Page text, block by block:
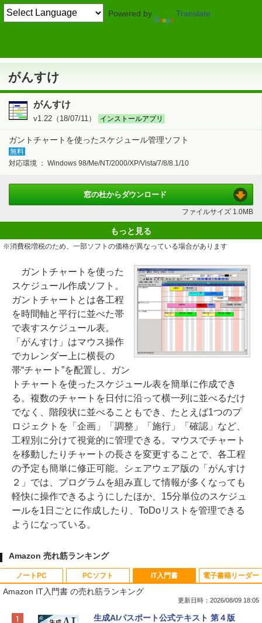
Powered by Translate
がんすけ
がんすけ
v1.22（18/07/11） インストールアプリ
ガントチャートを使ったスケジュール管理ソフト
無料
対応環境 ： Windows 98/Me/NT/2000/XP/Vista/7/8/8.1/10
窓の杜からダウンロード
ファイルサイズ 1.0MB
もっと見る
※消費税増税のため、一部ソフトの価格が異なっている場合があります
ガントチャートを使った
スケジュール作成ソフト。
ガントチャートとは各工程
を時間軸と平行に並べた帯
で表すスケジュール表。
「がんすけ」はマウス操作
でカレンダー上に横長の
帯“チャート”を配置し、ガン
トチャートを使ったスケジュール表を簡単に作成でき
る。複数のチャートを日付に沿って横一列に並べるだけ
でなく、階段状に並べることもでき、たとえば1つのプ
ロジェクトを「企画」「調整」「施行」「確認」など、
工程別に分けて視覚的に管理できる。マウスでチャート
を移動したりチャートの長さを変更することで、各工程
の予定も簡単に修正可能。シェアウェア版の「がんすけ
２」では、プログラムを組み直して情報が多くなっても
軽快に操作できるようにしたほか、15分単位のスケジュ
ールを1日ごとに作成したり、ToDoリストを管理できる
ようになっている。
Amazon 売れ筋ランキング
ノートPC
Apple 2026 MacBook Neo A18 Proチッ
PCソフト
Robloxギフトカード - 800 Robux 【限
IT入門書
Amazon IT入門書 の売れ筋ランキング
更新日時：2026/08/09 18:05
生成AIパスポート公式テキスト 第４版
電子書籍リーダー